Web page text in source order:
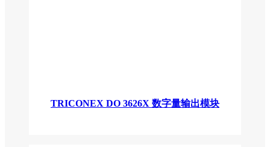
TRICONEX DO 3626X 数字量输出模块